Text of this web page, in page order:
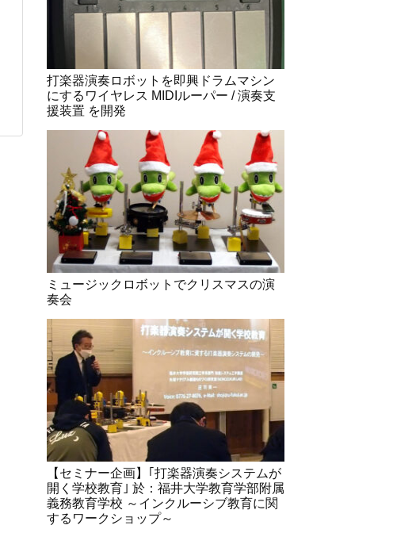
打楽器演奏ロボットを即興ドラムマシン
にするワイヤレス MIDIルーパー / 演奏支
援装置 を開発
ミュージックロボットでクリスマスの演
奏会
【セミナー企画】｢打楽器演奏システムが
開く学校教育｣ 於：福井大学教育学部附属
義務教育学校 ～インクルーシブ教育に関
するワークショップ～